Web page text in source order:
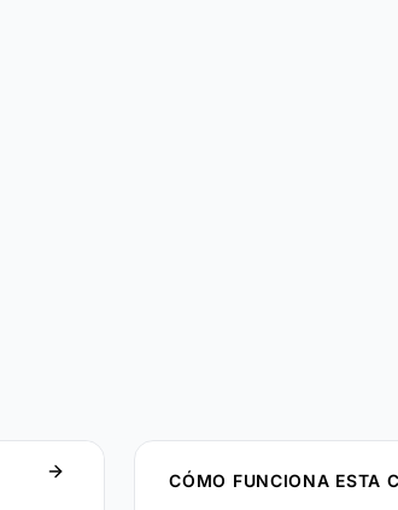
CÓMO FUNCIONA ESTA